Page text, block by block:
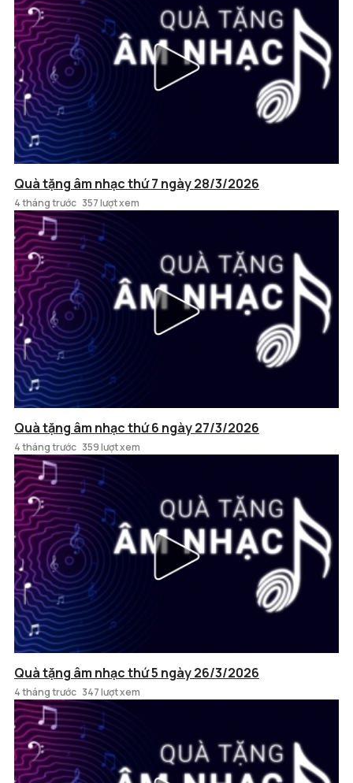
Quà tặng âm nhạc thứ 7 ngày 28/3/2026
4 tháng trước 357 lượt xem
Quà tặng âm nhạc thứ 6 ngày 27/3/2026
4 tháng trước 359 lượt xem
Quà tặng âm nhạc thứ 5 ngày 26/3/2026
4 tháng trước 347 lượt xem